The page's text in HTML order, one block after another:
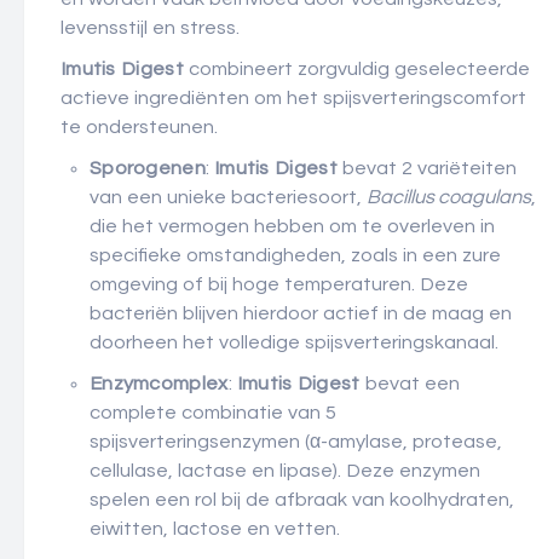
levensstijl en stress.
Imutis Digestcombineert zorgvuldig geselecteerde
actieve ingrediënten om het spijsverteringscomfort
te ondersteunen.
Sporogenen: Imutis Digestbevat 2 variëteiten
van een unieke bacteriesoort, Bacillus coagulans,
die het vermogen hebben om te overleven in
specifieke omstandigheden, zoals in een zure
omgeving of bij hoge temperaturen. Deze
bacteriën blijven hierdoor actief in de maag en
doorheen het volledige spijsverteringskanaal.
Enzymcomplex: Imutis Digest bevat een
complete combinatie van 5
spijsverteringsenzymen (α-amylase, protease,
cellulase, lactase en lipase). Deze enzymen
spelen een rol bij de afbraak van koolhydraten,
eiwitten, lactose en vetten.